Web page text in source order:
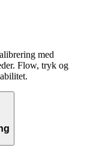
med
Flow, tryk og